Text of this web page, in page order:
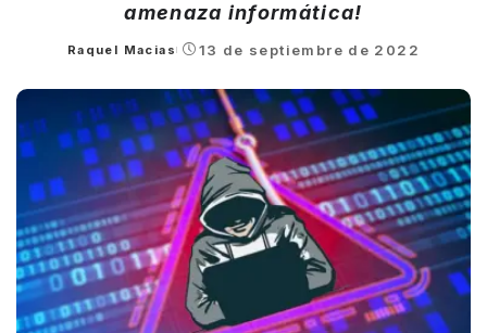
amenaza informática!
Posted
Raquel Macias 13 de septiembre de 2022